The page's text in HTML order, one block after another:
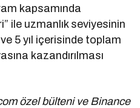
kapsamında
ile uzmanlık seviyesinin
5 yıl içerisinde toplam
kazandırılması
özel bülteni ve Binance